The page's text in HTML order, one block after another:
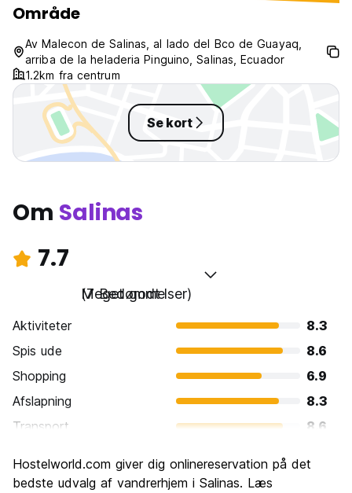
maybe don’t park it right out front
for too many days as we ended
up with a flat tire that was
definitely done on purpose for not
moving our car, clearly punctured!
Område
Av Malecon de Salinas, al lado del Bco de Guayaq,
arriba de la heladeria Pinguino, Salinas, Ecuador
1.2km fra centrum
Se kort
Om Salinas
7.7
Meget godt
(7 Bedømmelser)
Aktiviteter
8.3
Spis ude
8.6
Shopping
6.9
Afslapning
8.3
Transport
8.6
Kultur
Hostelworld.com giver dig onlinereservation på det
bedste udvalg af vandrerhjem i Salinas. Læs